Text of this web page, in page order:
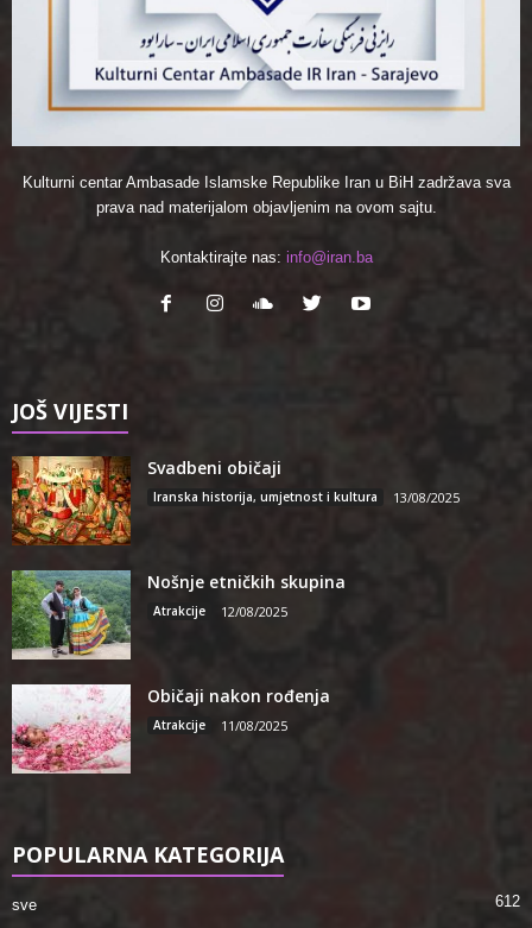
Kulturni centar Ambasade Islamske Republike Iran u BiH zadržava sva
prava nad materijalom objavljenim na ovom sajtu.
Kontaktirajte nas: info@iran.ba
JOŠ VIJESTI
Svadbeni običaji
Iranska historija, umjetnost i kultura 13/08/2025
Nošnje etničkih skupina
Atrakcije 12/08/2025
Običaji nakon rođenja
Atrakcije 11/08/2025
POPULARNA KATEGORIJA
sve
612